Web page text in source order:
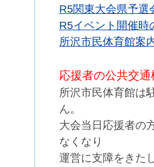
R5関東大会県予選
R5イベント開催時
所沢市民体育館案
応援者の公共交
所沢市民体育館は
ん。
大会当日応援者の
なくなり
運営に支障をきた